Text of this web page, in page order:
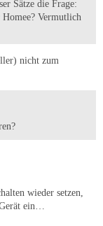
Sätze die Frage:
Vermutlich
nicht zum
wieder setzen,
ein…